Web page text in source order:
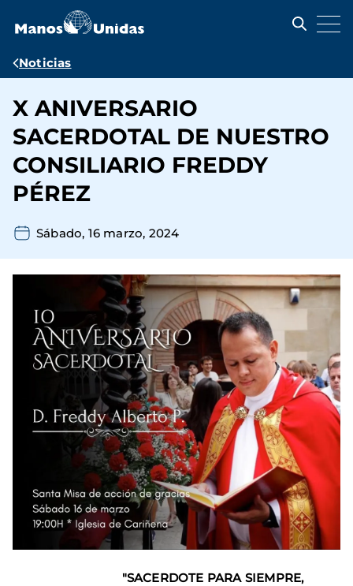
contenido
Ruta
navegación
Noticias
X ANIVERSARIO
SACERDOTAL DE NUESTRO
CONSILIARIO FREDDY
PÉREZ
Sábado, 16 marzo, 2024
"SACERDOTE PARA SIEMPRE,